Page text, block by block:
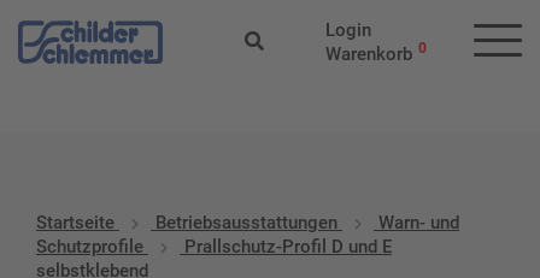
Login
Warenkorb 0
Schutzprofile/ Prallschutz-Profil D und E selbstklebend
Startseite Betriebs­aus­stattungen
Warn- und
Schutzprofile
Prallschutz-Profil D und E
selbstklebend